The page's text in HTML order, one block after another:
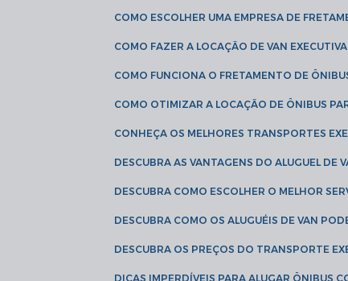
COMO ESCOLHER UMA EMPRESA DE
COMO FAZER A LOCAÇÃO DE VAN
COMO FUNCIONA O FRETAMENTO DE
COMO OTIMIZAR A LOCAÇÃO DE ÔNIBUS
CONHEÇA OS MELHORES TRANSPORTES
DESCUBRA AS VANTAGENS DO ALUGUEL
DESCUBRA COMO ESCOLHER O MELHOR
DESCUBRA COMO OS ALUGUÉIS DE VAN
DESCUBRA OS PREÇOS DO TRANSPORTE
DICAS IMPERDÍVEIS PARA ALUGAR ÔNIBUS